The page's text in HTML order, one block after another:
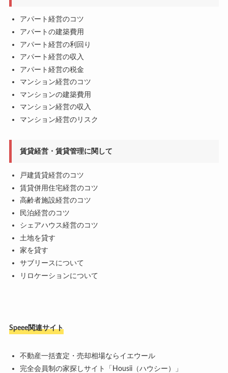
アパート経営のコツ
アパートの建築費用
アパート経営の利回り
アパート経営の収入
アパート経営の税金
マンション経営のコツ
マンションの建築費用
マンション経営の収入
マンション経営のリスク
賃貸経営・賃貸管理に関して
戸建賃貸経営のコツ
賃貸併用住宅経営のコツ
高齢者施設経営のコツ
民泊経営のコツ
シェアハウス経営のコツ
土地を貸す
家を貸す
サブリースについて
リロケーションについて
Speee関連サイト
不動産一括査定・売却相場ならイエウール
完全会員制の家探しサイト「Housii（ハウシー）」